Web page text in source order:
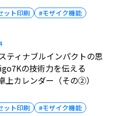
ット印刷 #モザイク機能
ティナブルインパクトの思
の技術力を伝える
上カレンダー（その②）
ット印刷 #モザイク機能